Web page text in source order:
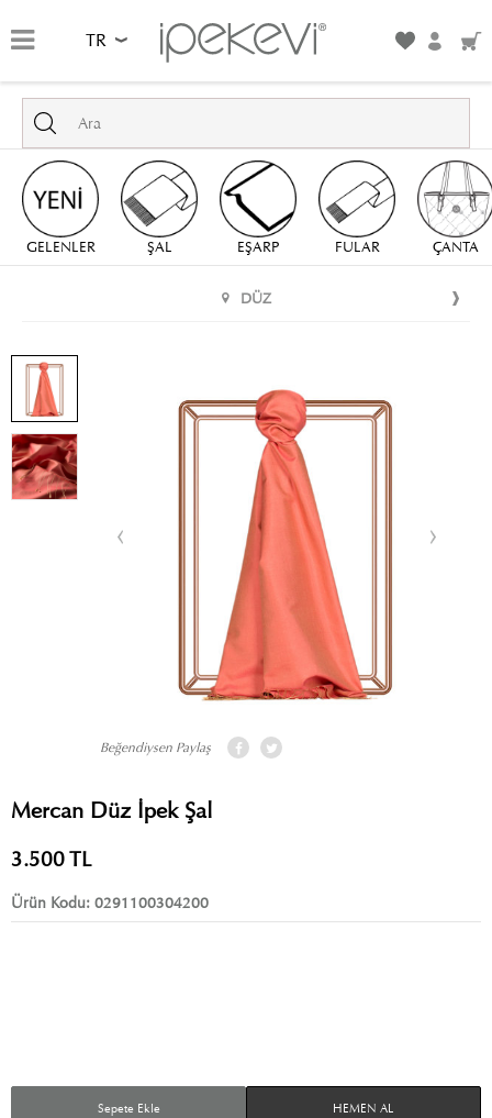
TR
GELENLER ŞAL EŞARP FULAR ÇANTA
DÜZ
Beğendiysen Paylaş
Mercan Düz İpek Şal
3.500TL
Ürün Kodu: 0291100304200
Sepete Ekle HEMEN AL